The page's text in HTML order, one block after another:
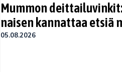
Mummon
naisen kannattaa etsiä
05.08.2026